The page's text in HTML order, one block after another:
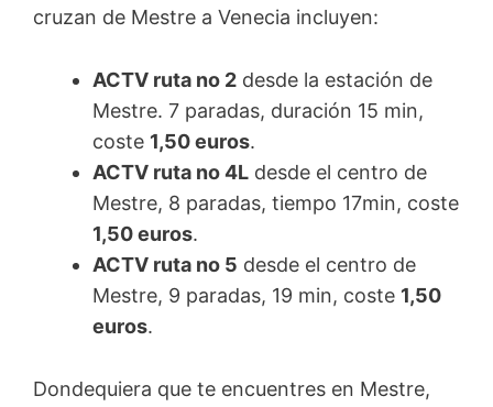
cruzan de Mestre a Venecia incluyen:
ACTV ruta no 2 desde la estación de
Mestre. 7 paradas, duración 15 min,
coste 1,50 euros.
ACTV ruta no 4L desde el centro de
Mestre, 8 paradas, tiempo 17min, coste
1,50 euros.
ACTV ruta no 5 desde el centro de
Mestre, 9 paradas, 19 min, coste 1,50
euros.
Dondequiera que te encuentres en Mestre,